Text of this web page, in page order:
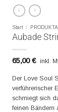
Start /
Aubade
65,00€ inkl.
Der Love Soul
verführerischer
schmiegt sich
feinen Bändern